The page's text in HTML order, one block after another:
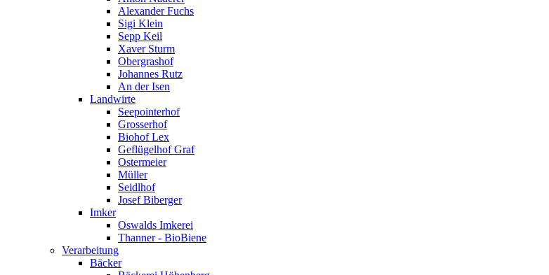
Alexander Fuchs
Sigi Klein
Sepp Keil
Xaver Sturm
Obergrashof
Johannes Rutz
An der Isen
Landwirte
Seepointerhof
Grosserhof
Biohof Lex
Geflügelhof Graf
Ostermeier
Müller
Seidlhof
Josef Biberger
Imker
Oswalds Imkerei
Thanner - BioBiene
Verarbeitung
Bäcker